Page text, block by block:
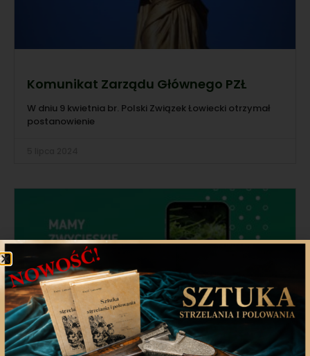
Komunikat Zarządu Głównego PZŁ
W dniu 9 kwietnia br. Polski Związek Łowiecki otrzymał
postanowienie